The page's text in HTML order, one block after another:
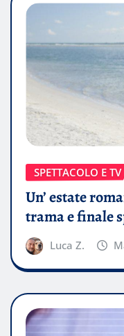
SPETTACOLO E TV
Un’ estate
trama e finale
Luca Z.